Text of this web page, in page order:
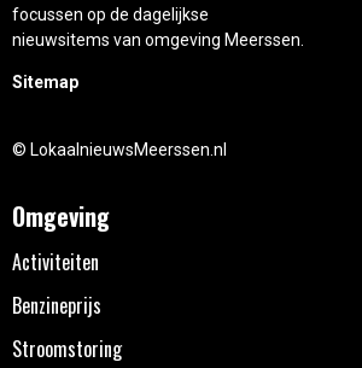
focussen op de dagelijkse
nieuwsitems van omgeving Meerssen.
Sitemap
© LokaalnieuwsMeerssen.nl
Omgeving
Activiteiten
Benzineprijs
Stroomstoring